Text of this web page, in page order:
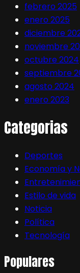
febrero 2025
enero 2025
diciembre
noviembre
octubre 2024
septiembre
agosto 2024
enero 2023
Categorias
Deportes
Economía y
Estilo de vida
Noticia
Política
Tecnología
Populares